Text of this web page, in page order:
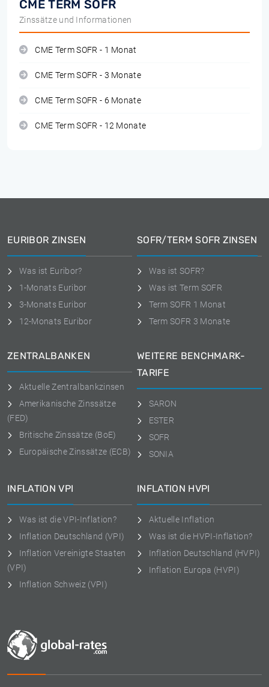
CME TERM SOFR
Zinssätze und Informationen
CME Term SOFR - 1 Monat
CME Term SOFR - 3 Monate
CME Term SOFR - 6 Monate
CME Term SOFR - 12 Monate
EURIBOR ZINSEN
Was ist Euribor?
1-Monats Euribor
3-Monats Euribor
12-Monats Euribor
SOFR/TERM SOFR ZINSEN
Was ist SOFR?
Was ist Term SOFR
Term SOFR 1 Monat
Term SOFR 3 Monate
ZENTRALBANKEN
Aktuelle Zentralbankzinsen
Amerikanische Zinssätze
(FED)
Britische Zinssätze (BoE)
Europäische Zinssätze (ECB)
WEITERE BENCHMARK-
TARIFE
SARON
ESTER
SOFR
SONIA
INFLATION VPI
Was ist die VPI-Inflation?
Inflation Deutschland (VPI)
Inflation Vereinigte Staaten
(VPI)
Inflation Schweiz (VPI)
INFLATION HVPI
Aktuelle Inflation
Was ist die HVPI-Inflation?
Inflation Deutschland (HVPI)
Inflation Europa (HVPI)